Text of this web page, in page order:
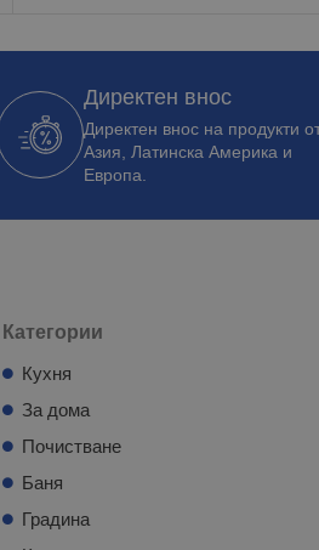
Директен внос
Директен внос на продукти
Азия, Латинска Америка и
Европа.
Категории
Кухня
За дома
Почистване
Баня
Градина